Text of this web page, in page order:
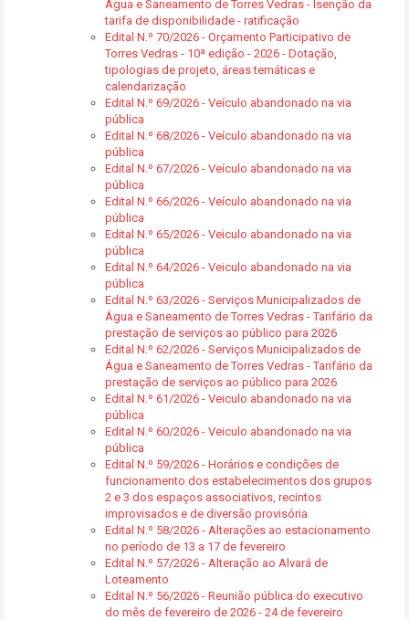
Água e Saneamento de Torres Vedras - Isenção da
tarifa de disponibilidade - ratificação
Edital N.º 70/2026 - Orçamento Participativo de
Torres Vedras - 10ª edição - 2026 - Dotação,
tipologias de projeto, áreas temáticas e
calendarização
Edital N.º 69/2026 - Veículo abandonado na via
pública
Edital N.º 68/2026 - Veículo abandonado na via
pública
Edital N.º 67/2026 - Veículo abandonado na via
pública
Edital N.º 66/2026 - Veículo abandonado na via
pública
Edital N.º 65/2026 - Veiculo abandonado na via
pública
Edital N.º 64/2026 - Veiculo abandonado na via
pública
Edital N.º 63/2026 - Serviços Municipalizados de
Água e Saneamento de Torres Vedras - Tarifário da
prestação de serviços ao público para 2026
Edital N.º 62/2026 - Serviços Municipalizados de
Água e Saneamento de Torres Vedras - Tarifário da
prestação de serviços ao público para 2026
Edital N.º 61/2026 - Veiculo abandonado na via
pública
Edital N.º 60/2026 - Veiculo abandonado na via
pública
Edital N.º 59/2026 - Horários e condições de
funcionamento dos estabelecimentos dos grupos
2 e 3 dos espaços associativos, recintos
improvisados e de diversão provisória
Edital N.º 58/2026 - Alterações ao estacionamento
no período de 13 a 17 de fevereiro
Edital N.º 57/2026 - Alteração ao Alvará de
Loteamento
Edital N.º 56/2026 - Reunião pública do executivo
do mês de fevereiro de 2026 - 24 de fevereiro